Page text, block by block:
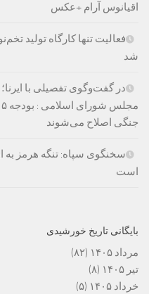
اقیانوس آرام +عکس
فعالیت تنها کارگاه تولید
شد
در گفت‌وگوی تفصیلی با ایرنا؛
جنگی اصلاح می‌شوند
سخنگوی سپاه: تنگه هرمز به
است
بایگانی تاریخ خورشیدی
مرداد ۱۴۰۵
(۸۲)
تیر ۱۴۰۵
(۸)
خرداد ۱۴۰۵
(۵)